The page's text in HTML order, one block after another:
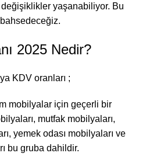
yaşanabiliyor. Bu
2025 Nedir?
KDV oranları ;
mobilyalar için geçerli bir
mutfak mobilyaları,
yemek odası mobilyaları ve
bu gruba dahildir.